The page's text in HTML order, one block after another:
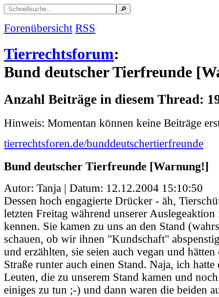
Forenübersicht RSS
Tierrechtsforum:
Bund deutscher Tierfreunde
Anzahl Beiträge in diesem Thread:
Hinweis: Momentan können keine Beiträge
tierrechtsforen.de/bunddeutschertierfreunde
Bund deutscher Tierfreunde [Warnung!]
Autor: Tanja | Datum: 12.12.2004 15:10:50
Dessen hoch engagierte Drücker - äh,
letzten Freitag während unserer
kennen. Sie kamen zu uns an den Stand
schauen, ob wir ihnen "Kundschaft"
und erzählten, sie seien auch vegan und
Straße runter auch einen Stand. Naja, ich
Leuten, die zu unserem Stand kamen und
einiges zu tun ;-) und dann waren die beiden